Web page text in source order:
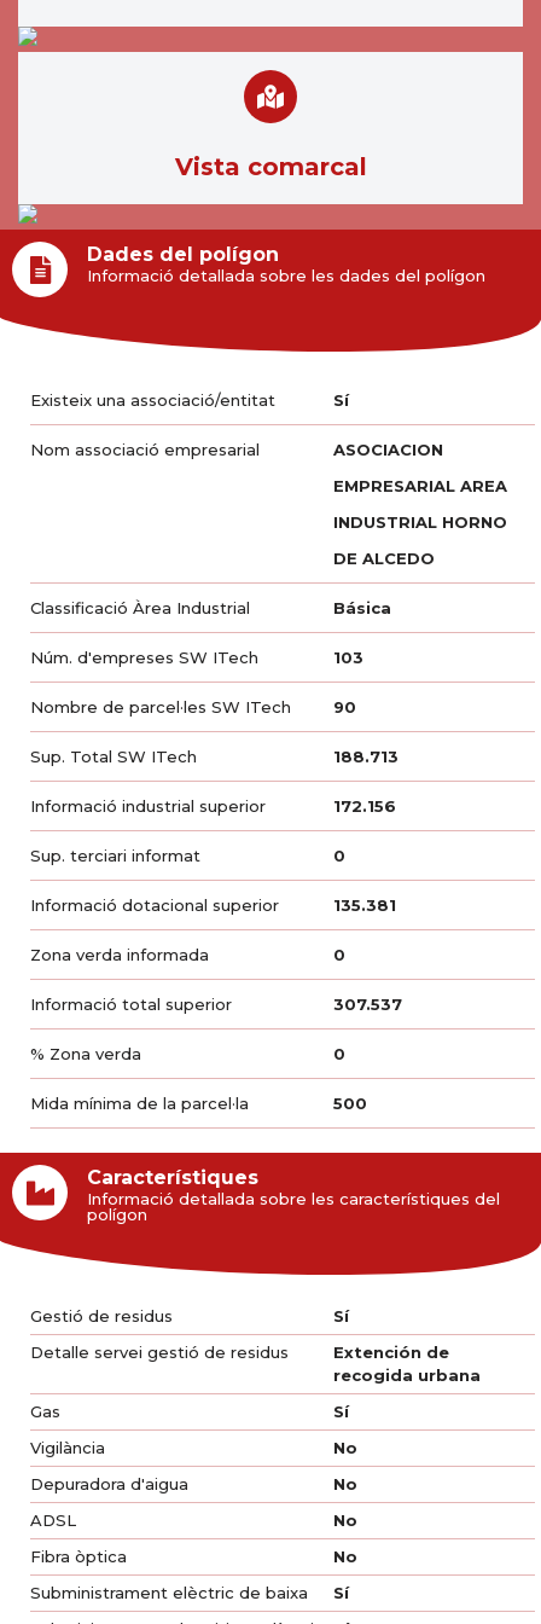
Vista comarcal
Dades del polígon
Informació detallada sobre les dades del polígon
Existeix una associació/entitat Sí
Nom associació empresarial
ASOCIACION
EMPRESARIAL AREA
INDUSTRIAL HORNO
DE ALCEDO
Classificació Àrea Industrial Básica
Núm. d'empreses SW ITech 103
Nombre de parcel·les SW ITech 90
Sup. Total SW ITech 188.713
Informació industrial superior 172.156
Sup. terciari informat 0
Informació dotacional superior 135.381
Zona verda informada 0
Informació total superior 307.537
% Zona verda 0
Mida mínima de la parcel·la 500
Característiques
Informació detallada sobre les característiques del
polígon
Gestió de residus
Sí
Detalle servei gestió de residus
Extención de
recogida urbana
Gas
Sí
Vigilància
No
Depuradora d'aigua
No
ADSL
No
Fibra òptica
No
Subministrament elèctric de baixa
Sí